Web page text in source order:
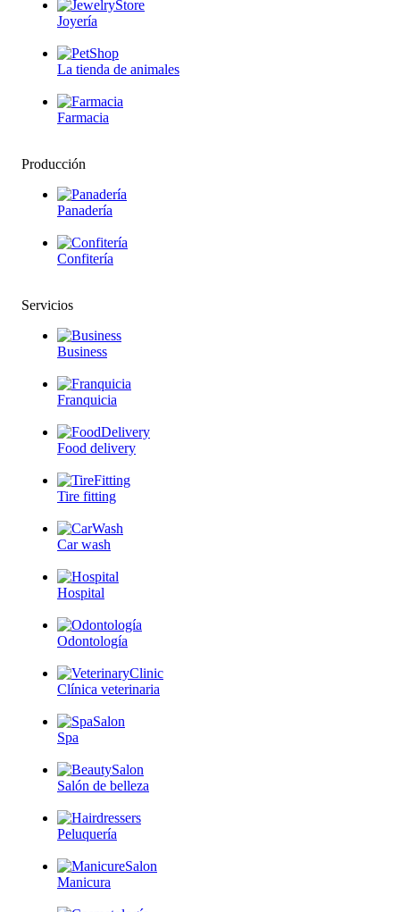
Joyería
La tienda de animales
Farmacia
Producción
Panadería
Confitería
Servicios
Business
Franquicia
Food delivery
Tire fitting
Car wash
Hospital
Odontología
Clínica veterinaria
Spa
Salón de belleza
Peluquería
Manicura